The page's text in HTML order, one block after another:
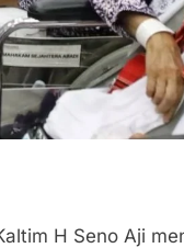
H Seno Aji